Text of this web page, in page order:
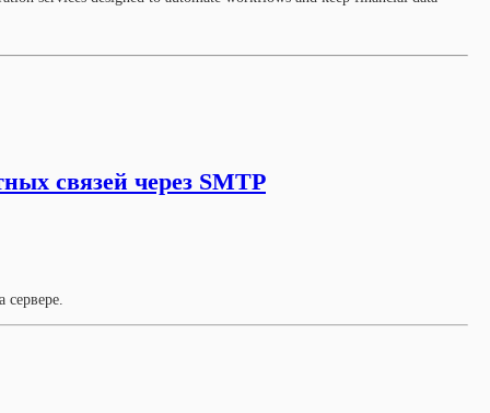
связей через SMTP
сервере.